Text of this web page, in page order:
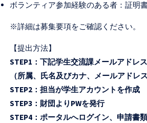
ボランティア参加経験のある者：証明
※詳細は募集要項をご確認ください。
【提出方法】
STEP1：下記学生交流課メールアドレ
（所属、氏名及びカナ、メールアドレ
STEP2：担当が学生アカウントを作成
STEP3：財団よりPWを発行
STEP4：ポータルへログイン、申請書